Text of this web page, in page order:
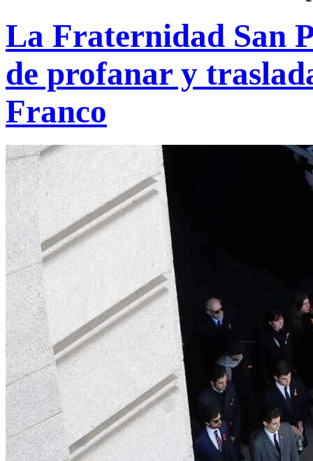
La Fraternidad San
de profanar y
Franco